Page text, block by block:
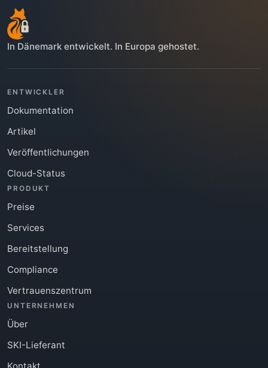
In Dänemark entwickelt. In Europa gehostet.
ENTWICKLER
Dokumentation
Artikel
Veröffentlichungen
Cloud-Status
PRODUKT
Preise
Services
Bereitstellung
Compliance
Vertrauenszentrum
UNTERNEHMEN
Über
SKI-Lieferant